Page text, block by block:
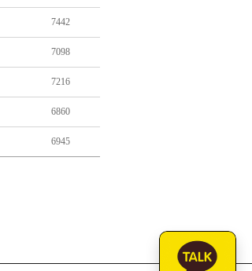
7442
7098
7216
6860
6945